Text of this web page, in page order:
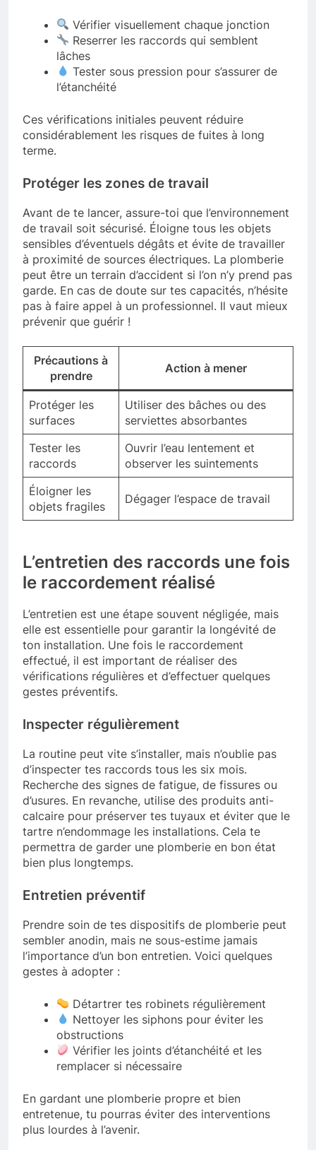
Vérifier visuellement chaque jonction
Reserrer les raccords qui semblent
lâches
Tester sous pression pour s’assurer de
l’étanchéité
Ces vérifications initiales peuvent réduire
considérablement les risques de fuites à long
terme.
Protéger les zones de travail
Avant de te lancer, assure-toi que l’environnement
de travail soit sécurisé. Éloigne tous les objets
sensibles d’éventuels dégâts et évite de travailler
à proximité de sources électriques. La plomberie
peut être un terrain d’accident si l’on n’y prend pas
garde. En cas de doute sur tes capacités, n’hésite
pas à faire appel à un professionnel. Il vaut mieux
prévenir que guérir !
Précautions à
prendre
Action à mener
Protéger les
surfaces
Utiliser des bâches ou des
serviettes absorbantes
Tester les
raccords
Ouvrir l’eau lentement et
observer les suintements
Éloigner les
objets fragiles
Dégager l’espace de travail
L’entretien des raccords une fois
le raccordement réalisé
L’entretien est une étape souvent négligée, mais
elle est essentielle pour garantir la longévité de
ton installation. Une fois le raccordement
effectué, il est important de réaliser des
vérifications régulières et d’effectuer quelques
gestes préventifs.
Inspecter régulièrement
La routine peut vite s’installer, mais n’oublie pas
d’inspecter tes raccords tous les six mois.
Recherche des signes de fatigue, de fissures ou
d’usures. En revanche, utilise des produits anti-
calcaire pour préserver tes tuyaux et éviter que le
tartre n’endommage les installations. Cela te
permettra de garder une plomberie en bon état
bien plus longtemps.
Entretien préventif
Prendre soin de tes dispositifs de plomberie peut
sembler anodin, mais ne sous-estime jamais
l’importance d’un bon entretien. Voici quelques
gestes à adopter :
Détartrer tes robinets régulièrement
Nettoyer les siphons pour éviter les
obstructions
Vérifier les joints d’étanchéité et les
remplacer si nécessaire
En gardant une plomberie propre et bien
entretenue, tu pourras éviter des interventions
plus lourdes à l’avenir.